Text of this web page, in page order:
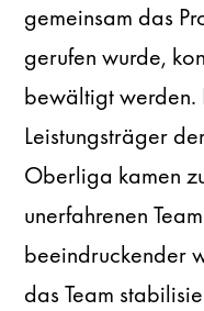
gemeinsam das
gerufen wurde,
bewältigt werden.
Leistungsträger
Oberliga kamen
unerfahrenen
beeindruckender
das Team